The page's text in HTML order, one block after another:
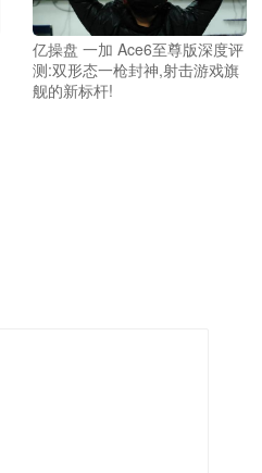
亿操盘 一加 Ace6至尊版深度评
测:双形态一枪封神,射击游戏旗
舰的新标杆!